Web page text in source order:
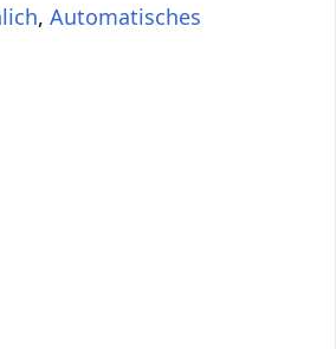
,Automatisches